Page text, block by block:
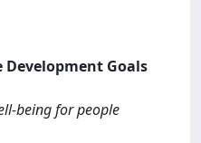
Development Goals
being for people